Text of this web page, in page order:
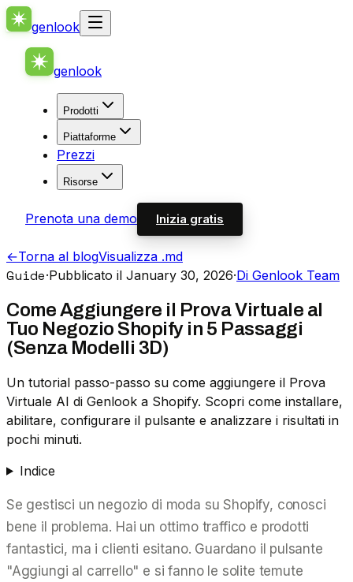
genlook
genlook
Prodotti
Piattaforme
Prezzi
Risorse
Prenota una demo Inizia gratis
←Torna al blogVisualizza .md
Guide·Pubblicato il January 30, 2026·Di Genlook Team
Come Aggiungere il Prova Virtuale al
Tuo Negozio Shopify in 5 Passaggi
(Senza Modelli 3D)
Un tutorial passo-passo su come aggiungere il Prova
Virtuale AI di Genlook a Shopify. Scopri come installare,
abilitare, configurare il pulsante e analizzare i risultati in
pochi minuti.
Indice
Se gestisci un negozio di moda su Shopify, conosci
bene il problema. Hai un ottimo traffico e prodotti
fantastici, ma i clienti esitano. Guardano il pulsante
"Aggiungi al carrello" e si fanno le solite temute